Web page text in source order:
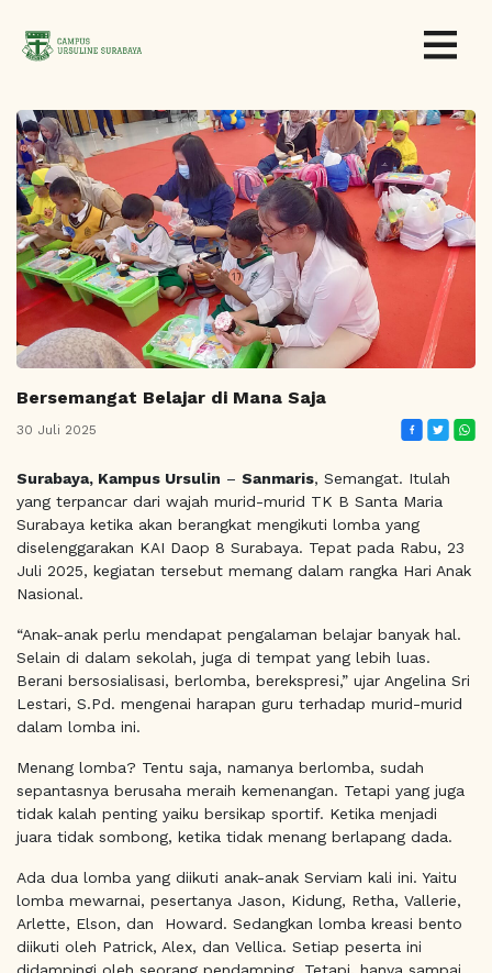
Bersemangat Belajar di Mana Saja
30 Juli 2025
Surabaya, Kampus Ursulin – Sanmaris, Semangat. Itulah
yang terpancar dari wajah murid-murid TK B Santa Maria
Surabaya ketika akan berangkat mengikuti lomba yang
diselenggarakan KAI Daop 8 Surabaya. Tepat pada Rabu, 23
Juli 2025, kegiatan tersebut memang dalam rangka Hari Anak
Nasional.
“Anak-anak perlu mendapat pengalaman belajar banyak hal.
Selain di dalam sekolah, juga di tempat yang lebih luas.
Berani bersosialisasi, berlomba, berekspresi,” ujar Angelina Sri
Lestari, S.Pd. mengenai harapan guru terhadap murid-murid
dalam lomba ini.
Menang lomba? Tentu saja, namanya berlomba, sudah
sepantasnya berusaha meraih kemenangan. Tetapi yang juga
tidak kalah penting yaiku bersikap sportif. Ketika menjadi
juara tidak sombong, ketika tidak menang berlapang dada.
Ada dua lomba yang diikuti anak-anak Serviam kali ini. Yaitu
lomba mewarnai, pesertanya Jason, Kidung, Retha, Vallerie,
Arlette, Elson, dan Howard. Sedangkan lomba kreasi bento
diikuti oleh Patrick, Alex, dan Vellica. Setiap peserta ini